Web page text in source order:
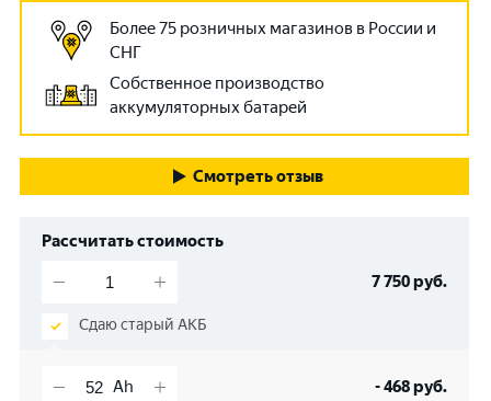
Более 75 розничных магазинов в России и
СНГ
Собственное производство
аккумуляторных батарей
Смотреть отзыв
Рассчитать стоимость
7 750руб.
Сдаю старый АКБ
-468руб.